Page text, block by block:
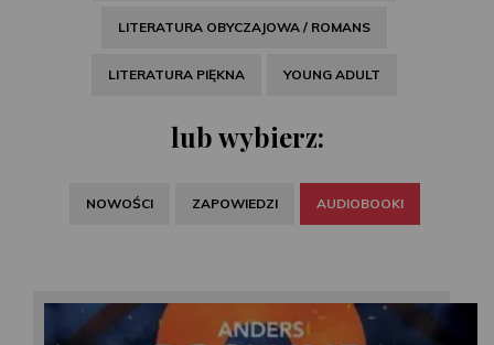
LITERATURA OBYCZAJOWA / ROMANS
LITERATURA PIĘKNA YOUNG ADULT
lub wybierz:
NOWOŚCI ZAPOWIEDZI AUDIOBOOKI